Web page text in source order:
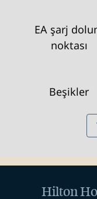
EA şarj
noktası
Beşikler
Hilton